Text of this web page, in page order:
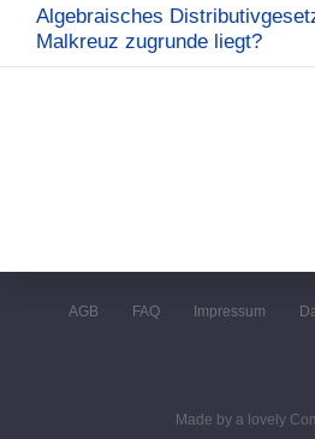
Algebraisches
Malkreuz zugrunde liegt?
AGB FAQ Impressum
Made by a lovely